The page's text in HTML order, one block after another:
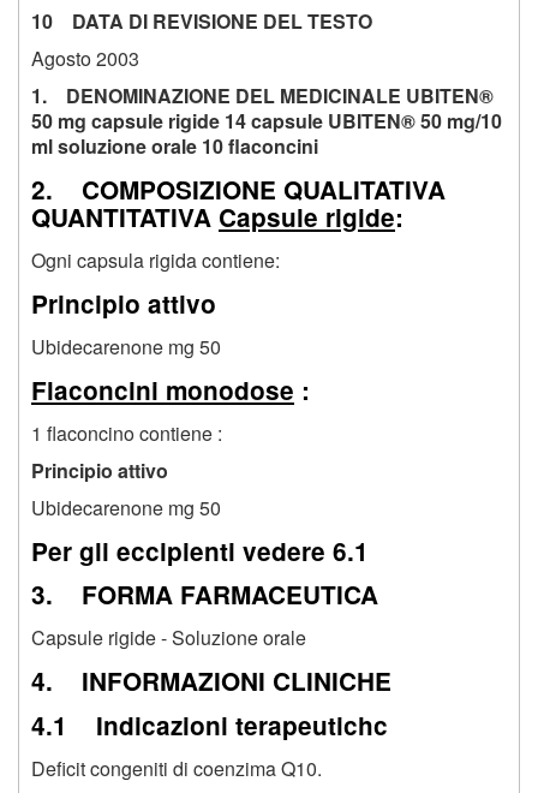
10 DATA DI REVISIONE DEL TESTO
Agosto 2003
1. DENOMINAZIONE DEL MEDICINALE UBITEN®
50 mg capsule rigide 14 capsule UBITEN® 50 mg/10
ml soluzione orale 10 flaconcini
2. COMPOSIZIONE QUALITATIVA
QUANTITATIVA Capsule rigide:
Ogni capsula rigida contiene:
Principio attivo
Ubidecarenone mg 50
Flaconcini monodose :
1 flaconcino contiene :
Principio attivo
Ubidecarenone mg 50
Per gli eccipienti vedere 6.1
3. FORMA FARMACEUTICA
Capsule rigide - Soluzione orale
4. INFORMAZIONI CLINICHE
4.1 Indicazioni terapeutichc
Deficit congeniti di coenzima Q10.